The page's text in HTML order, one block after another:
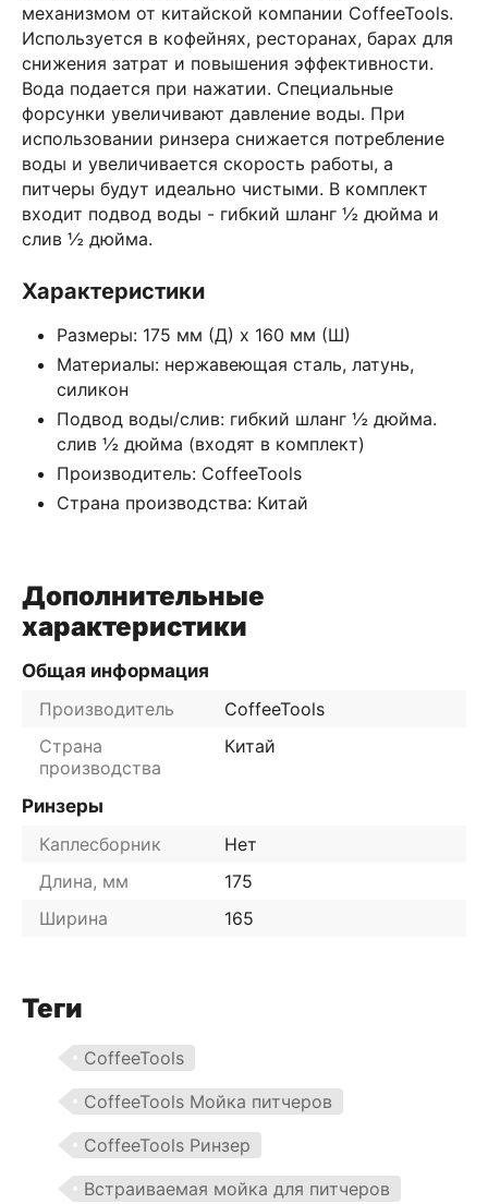
механизмом от китайской компании CoffeeTools.
Используется в кофейнях, ресторанах, барах для
снижения затрат и повышения эффективности.
Вода подается при нажатии. Специальные
форсунки увеличивают давление воды. При
использовании ринзера снижается потребление
воды и увеличивается скорость работы, а
питчеры будут идеально чистыми. В комплект
входит подвод воды - гибкий шланг ½ дюйма и
слив ½ дюйма.
Характеристики
Размеры: 175 мм (Д) х 160 мм (Ш)
Материалы: нержавеющая сталь, латунь,
силикон
Подвод воды/слив: гибкий шланг ½ дюйма.
слив ½ дюйма (входят в комплект)
Производитель: CoffeeTools
Страна производства: Китай
Дополнительные
характеристики
Общая информация
Производитель
CoffeeTools
Страна
производства
Китай
Ринзеры
Каплесборник
Нет
Длина, мм
175
Ширина
165
Теги
CoffeeTools
CoffeeTools Мойка питчеров
CoffeeTools Ринзер
Встраиваемая мойка для питчеров